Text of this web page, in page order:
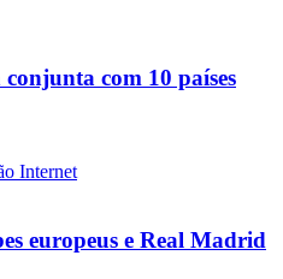
com 10 países
europeus e Real Madrid